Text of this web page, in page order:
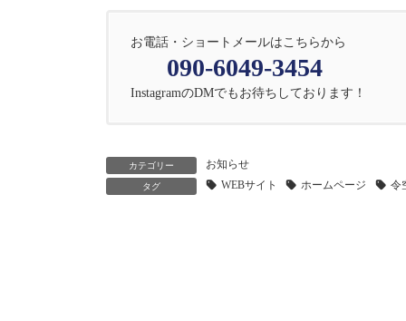
お電話・ショートメールはこちらから
090-6049-3454
InstagramのDMでもお待ちしております！
カテゴリー お知らせ
タグ WEBサイト ホームページ 令